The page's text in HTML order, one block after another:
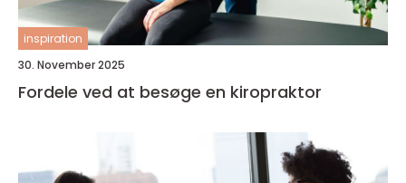
inspiration
30. November 2025
Fordele ved at besøge en kiropraktor